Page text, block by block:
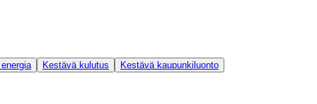
Kestävä kulutus Kestävä kaupunkiluonto